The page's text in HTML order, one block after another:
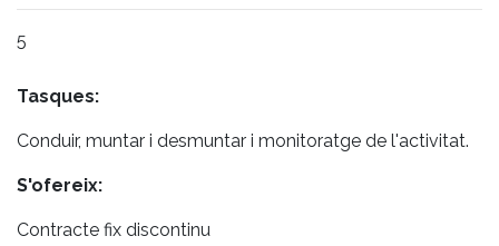
5
Tasques:
Conduir, muntar i desmuntar i monitoratge de l'activitat.
S'ofereix:
Contracte fix discontinu